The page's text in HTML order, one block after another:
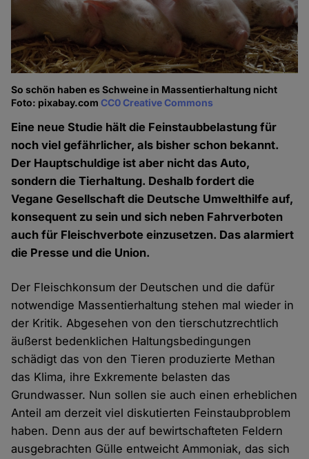
So schön haben es Schweine in Massentierhaltung nicht
Foto: pixabay.comCC0 Creative Commons
Eine neue Studie hält die Feinstaubbelastung für
noch viel gefährlicher, als bisher schon bekannt.
Der Hauptschuldige ist aber nicht das Auto,
sondern die Tierhaltung. Deshalb fordert die
Vegane Gesellschaft die Deutsche Umwelthilfe auf,
konsequent zu sein und sich neben Fahrverboten
auch für Fleischverbote einzusetzen. Das alarmiert
die Presse und die Union.
Der Fleischkonsum der Deutschen und die dafür
notwendige Massentierhaltung stehen mal wieder in
der Kritik. Abgesehen von den tierschutzrechtlich
äußerst bedenklichen Haltungsbedingungen
schädigt das von den Tieren produzierte Methan
das Klima, ihre Exkremente belasten das
Grundwasser. Nun sollen sie auch einen erheblichen
Anteil am derzeit viel diskutierten Feinstaubproblem
haben. Denn aus der auf bewirtschafteten Feldern
ausgebrachten Gülle entweicht Ammoniak, das sich